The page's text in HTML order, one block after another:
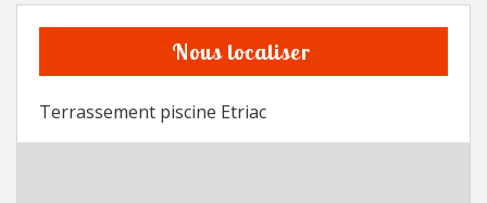
Nous localiser
Terrassement piscine Etriac